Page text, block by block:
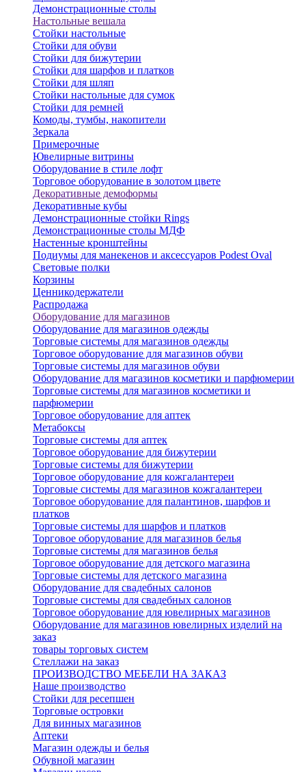
Демонстрационные столы
Настольные вешала
Стойки настольные
Стойки для обуви
Стойки для бижутерии
Стойки для шарфов и платков
Стойки для шляп
Стойки настольные для сумок
Стойки для ремней
Комоды, тумбы, накопители
Зеркала
Примерочные
Ювелирные витрины
Оборудование в стиле лофт
Торговое оборудование в золотом цвете
Декоративные демоформы
Декоративные кубы
Демонстрационные стойки Rings
Демонстрационные столы МДФ
Настенные кронштейны
Подиумы для манекенов и аксессуаров Podest Oval
Световые полки
Корзины
Ценникодержатели
Распродажа
Оборудование для магазинов
Оборудование для магазинов одежды
Торговые системы для магазинов одежды
Торговое оборудование для магазинов обуви
Торговые системы для магазинов обуви
Оборудование для магазинов косметики и парфюмерии
Торговые системы для магазинов косметики и
парфюмерии
Торговое оборудование для аптек
Метабоксы
Торговые системы для аптек
Торговое оборудование для бижутерии
Торговые системы для бижутерии
Торговое оборудование для кожгалантереи
Торговые системы для магазинов кожгалантереи
Торговое оборудование для палантинов, шарфов и
платков
Торговые системы для шарфов и платков
Торговое оборудование для магазинов белья
Торговые системы для магазинов белья
Торговое оборудование для детского магазина
Торговые системы для детского магазина
Оборудование для свадебных салонов
Торговые системы для свадебных салонов
Торговое оборудование для ювелирных магазинов
Оборудование для магазинов ювелирных изделий на
заказ
товары торговых систем
Стеллажи на заказ
ПРОИЗВОДСТВО МЕБЕЛИ НА ЗАКАЗ
Наше производство
Стойки для ресепшен
Торговые островки
Для винных магазинов
Аптеки
Магазин одежды и белья
Обувной магазин